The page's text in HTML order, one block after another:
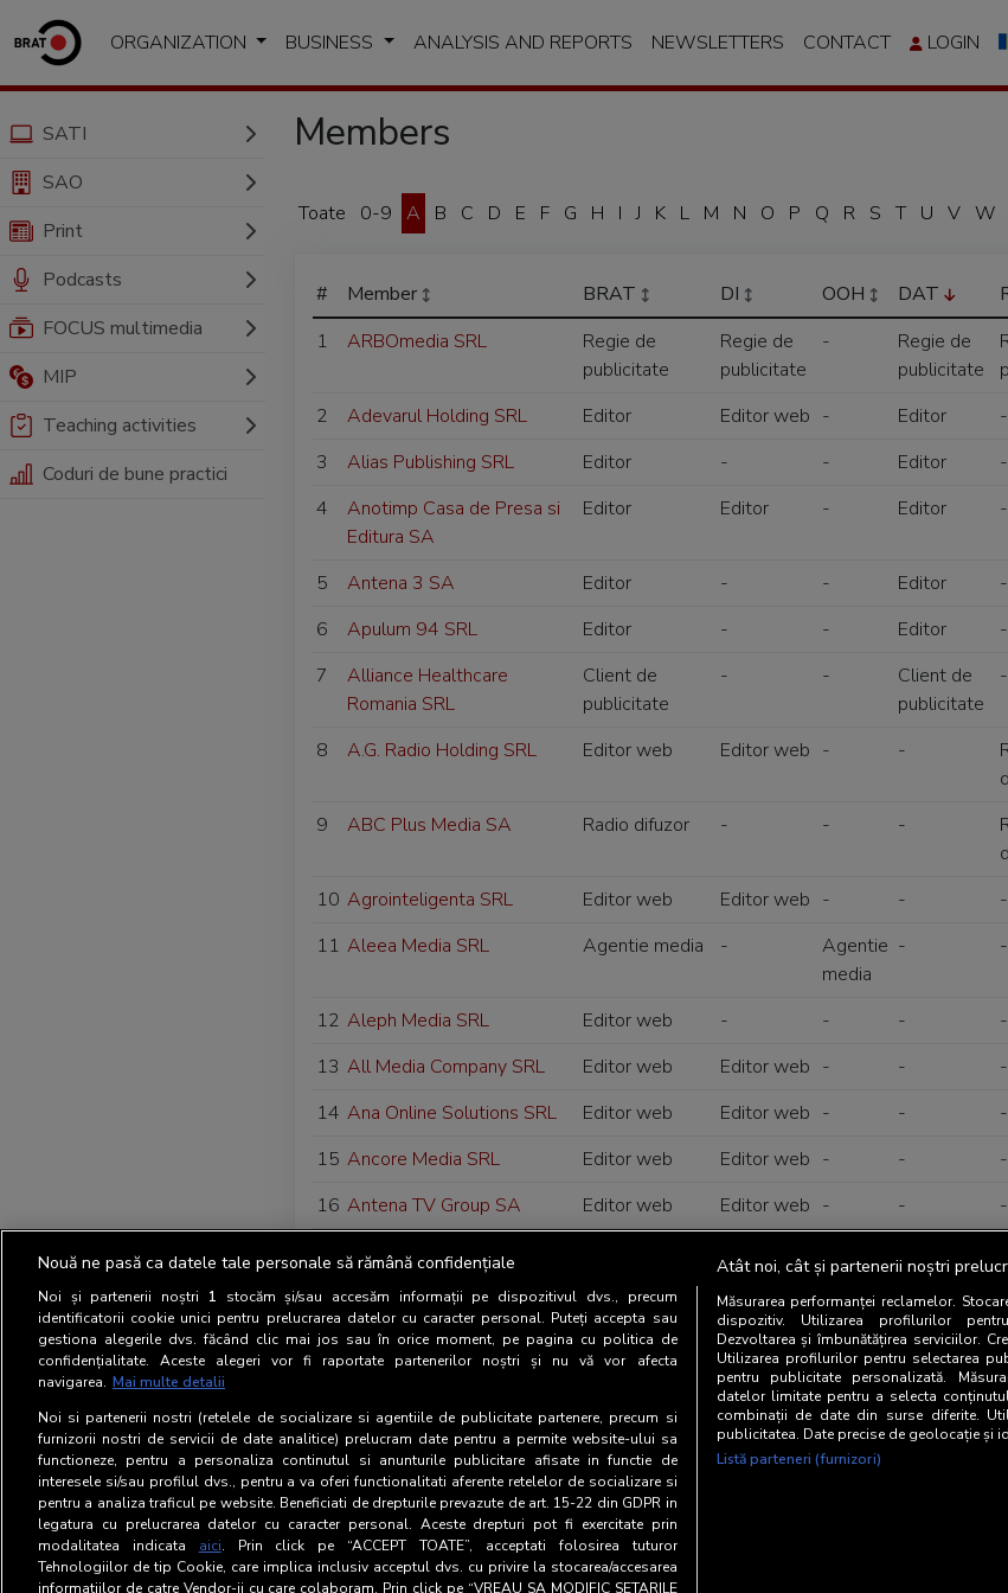
ORGANIZATION BUSINESS ANALYSIS AND REPORTS NEWSLETTERS CONTACT LOGIN
SATI
SAO
Print
Podcasts
FOCUS multimedia
MIP
Teaching activities
Coduri de bune practici
Members
Toate 0-9 A B C D E F G H I J K L M N O P Q R S T U V W
# Member BRAT DI OOH DAT
1
ARBOmedia SRL
Regie de
publicitate
Regie de
publicitate
-
Regie de
publicitate
2 Adevarul Holding SRL Editor Editor web - Editor -
3
Alias Publishing SRL Editor - - Editor -
4
Anotimp Casa de Presa si
Editura SA
Editor Editor - Editor -
5 Antena 3 SA Editor - - Editor -
6
Apulum 94 SRL Editor - - Editor -
7
Alliance Healthcare
Romania SRL
Client de
publicitate
- -
Client de
publicitate
-
8 A.G. Radio Holding SRL Editor web Editor web - -
9 ABC Plus Media SA Radio difuzor - - -
10 Agrointeligenta SRL Editor web Editor web - - -
11 Aleea Media SRL Agentie media -
Agentie
media
- -
12 Aleph Media SRL Editor web - - - -
13 All Media Company SRL Editor web Editor web - - -
14 Ana Online Solutions SRL Editor web Editor web - - -
15 Ancore Media SRL Editor web Editor web - - -
16 Antena TV Group SA Editor web Editor web - - -
17
ARC MEDIA PUBLISHING
18 Asociatia Digital Bridge Editor web Editor web - - -
19 Asociatia Festivalul de Film Organizator de
- - - -
20 Auchan Romania SA
Client de
publicitate
- - - -
Nouă ne pasă ca datele tale personale să rămână confidențiale
Noi și partenerii noștri 1 stocăm și/sau accesăm informații pe dispozitivul dvs., precum
identificatorii cookie unici pentru prelucrarea datelor cu caracter personal. Puteți accepta sau
gestiona alegerile dvs. făcând clic mai jos sau în orice moment, pe pagina cu politica de
confidențialitate. Aceste alegeri vor fi raportate partenerilor noștri și nu vă vor afecta
navigarea. Mai multe detalii
Noi si partenerii nostri (retelele de socializare si agentiile de publicitate partenere, precum si
furnizorii nostri de servicii de date analitice) prelucram date pentru a permite website-ului sa
functioneze, pentru a personaliza continutul si anunturile publicitare afisate in functie de
interesele si/sau profilul dvs., pentru a va oferi functionalitati aferente retelelor de socializare si
pentru a analiza traficul pe website. Beneficiati de drepturile prevazute de art. 15-22 din GDPR in
legatura cu prelucrarea datelor cu caracter personal. Aceste drepturi pot fi exercitate prin
modalitatea indicata aici. Prin click pe “ACCEPT TOATE”, acceptati folosirea tuturor
Tehnologiilor de tip Cookie, care implica inclusiv acceptul dvs. cu privire la stocarea/accesarea
informatiilor de catre Vendor-ii cu care colaboram. Prin click pe “VREAU SA MODIFIC SETARILE
Atât noi, cât și partenerii noștri
Măsurarea performanței reclamelor.
dispozitiv. Utilizarea profilurilor
Dezvoltarea și îmbunătățirea serviciilor.
Utilizarea profilurilor pentru selectarea
pentru publicitate personalizată.
datelor limitate pentru a selecta
combinații de date din surse diferite.
publicitatea. Date precise de geolocație și
Listă parteneri (furnizori)